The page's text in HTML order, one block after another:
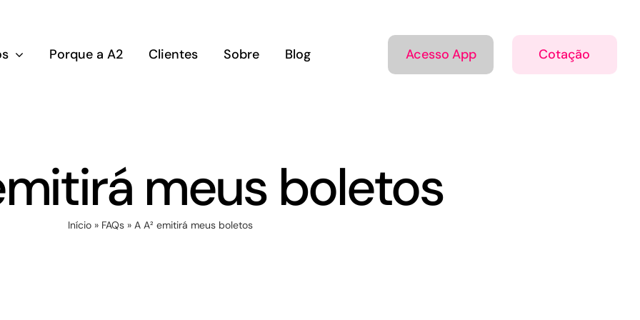
Porque a A2 Clientes Sobre Blog Acesso App Cotação
meus boletos
Início» FAQs» A A² emitirá meus boletos